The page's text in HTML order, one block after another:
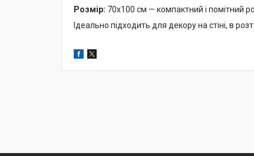
Розмір: 70х100 см — компактний і помітний
Ідеально підходить для декору на стіні, в